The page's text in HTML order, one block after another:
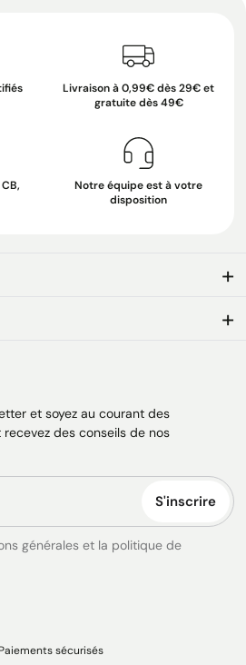
Livraison à 0,99€ dès 29€ et
gratuite dès 49€
Notre équipe est à votre
disposition
et soyez au courant des
des conseils de nos
S'inscrire
générales et la politique de
Paiements sécurisés